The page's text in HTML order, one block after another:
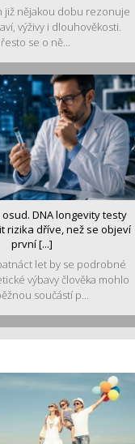
již nějakou dobu rezonuje
výživy i dlouhověkosti.
se o ně...
DNA longevity testy
rizika dříve, než se objeví
první [...]
let by se podrobné
výbavy člověka mohlo
součástí p...